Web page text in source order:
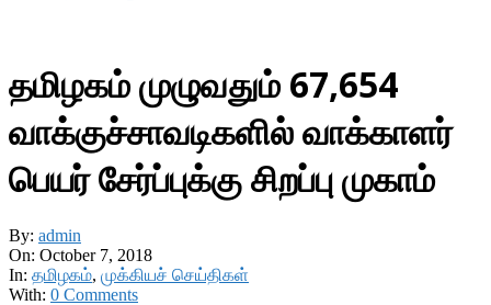
தமிழகம் முழுவதும் 67,654
வாக்குச்சாவடிகளில் வாக்காளர்
பெயர் சேர்ப்புக்கு சிறப்பு முகாம்
By: admin
On: October 7, 2018
In: தமிழகம், முக்கியச் செய்திகள்
With: 0 Comments